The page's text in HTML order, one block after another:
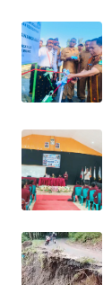
METRO
JAKARTA
NEWS
KRT
NEWS
KARING
NEWS
JURNAL